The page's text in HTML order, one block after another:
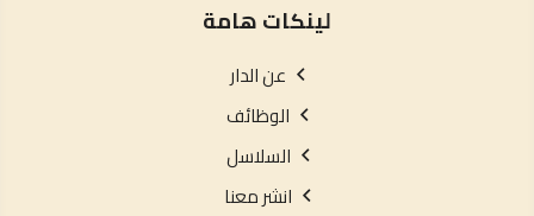
لينكات هامة
عن الدار
الوظائف
السلاسل
انشر معنا